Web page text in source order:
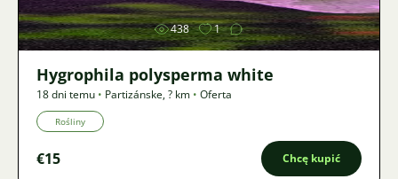
438 1
Hygrophila polysperma white
18 dni temu • Partizánske,? km • Oferta
Rośliny
€15 Chcę kupić